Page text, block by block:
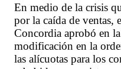
En medio de la crisis
por la caída de ventas,
Concordia aprobó en
modificación en la
las alícuotas para los